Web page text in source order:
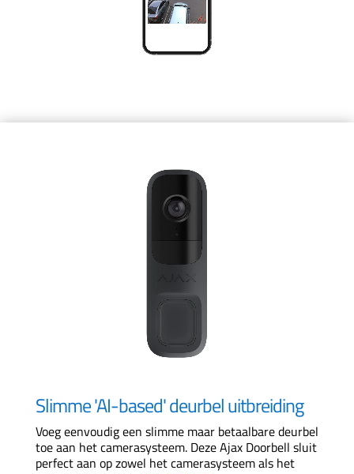
Slimme 'AI-based' deurbel uitbreiding
Voeg eenvoudig een slimme maar betaalbare deurbel
toe aan het camerasysteem. Deze Ajax Doorbell sluit
perfect aan op zowel het camerasysteem als het